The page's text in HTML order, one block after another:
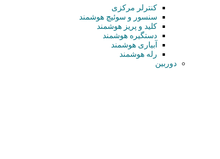
کنترلر مرکزی
سنسور و سوئیچ هوشمند
کلید و پریز هوشمند
دستگیره هوشمند
آبیاری هوشمند
رله هوشمند
دوربین